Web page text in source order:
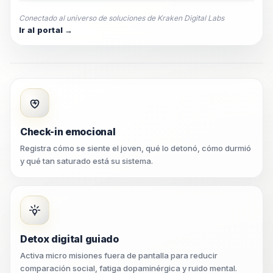
Conectado al universo de soluciones de Kraken Digital Labs
Ir al portal →
Check-in emocional
Registra cómo se siente el joven, qué lo detonó, cómo durmió
y qué tan saturado está su sistema.
Detox digital guiado
Activa micro misiones fuera de pantalla para reducir
comparación social, fatiga dopaminérgica y ruido mental.